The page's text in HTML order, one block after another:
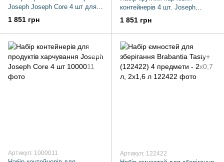
Joseph Joseph Core 4 шт для
зручного зберігання
1 851 грн
контейнерів 4 шт. Joseph
Joseph Core різнокольорові
1 851 грн
Артикул: 1000011 Артикул: 122422